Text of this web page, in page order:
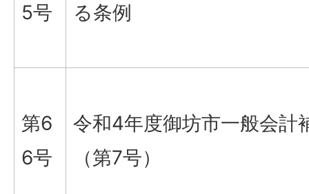
5号
る条例
第6
6号
令和4年度御坊市一般会計
（第7号）